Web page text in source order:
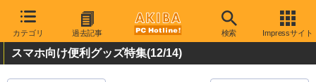
カテゴリ 過去記事 検索 Impressサイト
スマホ向け便利グッズ特集(12/14)